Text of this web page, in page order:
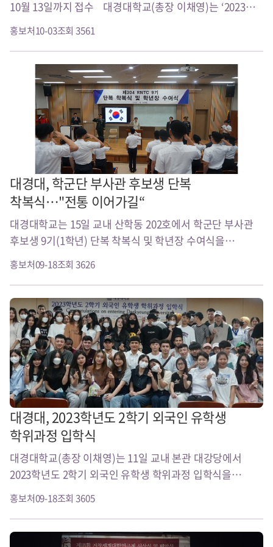
10월 13일까지 접수 대경대학교(총장 이채영)는 ‘2023
전국 K-POP & HIP-HO..
홍보처10-03조회 3561
대경대, 학군단 부사관 후보생 단복
착복식…"전통 이어가길“
대경대학교는 15일 교내 산학동 202호에서 학군단 부사관
후보생 9기(1학년) 단복 착복식 및 학년장 수여식을
개최했다. 학군단 부사관 후보생으로서 긍지와 자부심
함양을 위해 개최된 단복 착복식 및..
홍보처09-18조회 3626
대경대, 2023학년도 2학기 외국인 유학생
학위과정 입학식
대경대학교(총장 이채영)는 11일 교내 본관 대강당에서
2023학년도 2학기 외국인 유학생 학위과정 입학식을
개최했다고 밝혔다. 이번 입학식에는 5개국 40명의
학생들이 학위과정에 최종합격해 입학했다..
홍보처09-18조회 3605